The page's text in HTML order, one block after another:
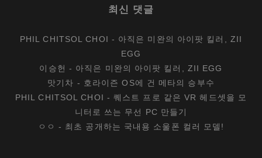
최신 댓글
PHIL CHITSOL CHOI - 아직은 미완의 아이팟 킬러, ZII
EGG
이승헌 - 아직은 미완의 아이팟 킬러, ZII EGG
맛기차 - 호라이즌 OS에 건 메타의 승부수
PHIL CHITSOL CHOI -퀘스트 프로 같은 VR 헤드셋을 모
니터로 쓰는 무선 PC 만들기
ㅇㅇ - 최초 공개하는 국내용 소울폰 컬러 모델!